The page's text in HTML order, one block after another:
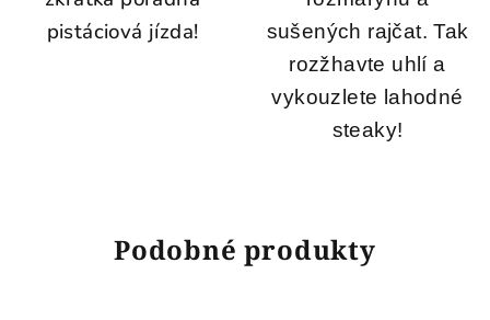
pistáciová jízda!
sušených rajčat. Tak
rozžhavte uhlí a
vykouzlete lahodné
steaky!
Podobné produkty